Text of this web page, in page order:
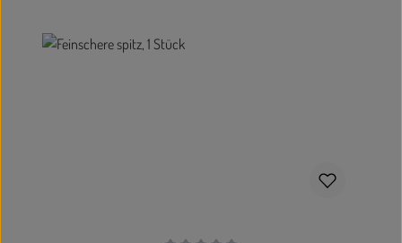
In den Warenkorb